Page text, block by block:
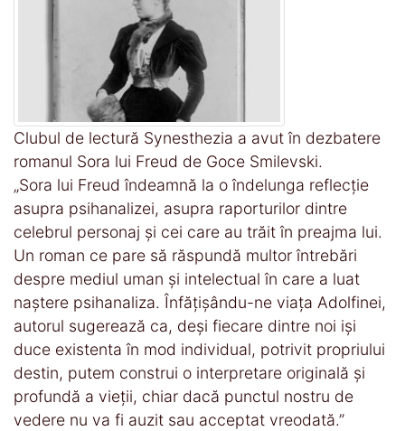
Clubul de lectură Synesthezia a avut în dezbatere
romanul Sora lui Freud de Goce Smilevski.
„Sora lui Freud îndeamnă la o îndelunga reflecție
asupra psihanalizei, asupra raporturilor dintre
celebrul personaj și cei care au trăit în preajma lui.
Un roman ce pare să răspundă multor întrebări
despre mediul uman și intelectual în care a luat
naștere psihanaliza. Înfățișându-ne viața Adolfinei,
autorul sugerează ca, deși fiecare dintre noi iși
duce existenta în mod individual, potrivit propriului
destin, putem construi o interpretare originală și
profundă a vieții, chiar dacă punctul nostru de
vedere nu va fi auzit sau acceptat vreodată.”